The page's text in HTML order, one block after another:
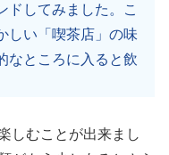
ドしてみました。こ
しい「喫茶店」の味
なところに入ると飲
しむことが出来まし